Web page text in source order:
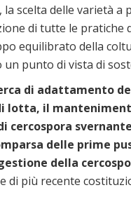
la scelta delle varietà
di tutte le pratiche
equilibrato della
punto di vista di
di adattamento
il
cercospora
delle prime
della
di più recente